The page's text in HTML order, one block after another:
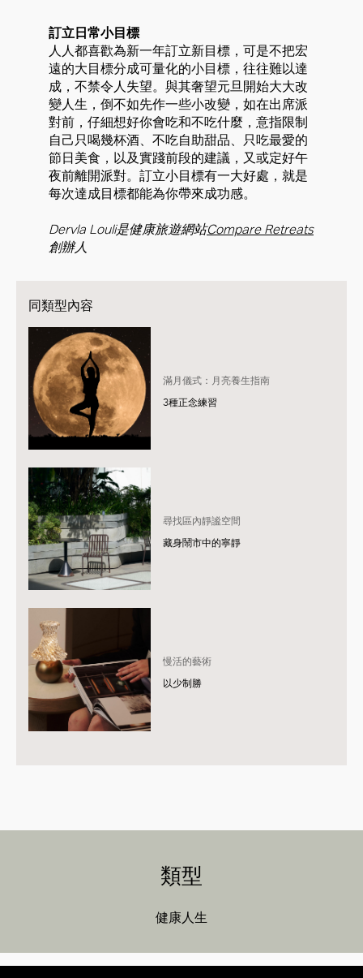
訂立日常小目標
人人都喜歡為新一年訂立新目標，可是不把宏
遠的大目標分成可量化的小目標，往往難以達
成，不禁令人失望。與其奢望元旦開始大大改
變人生，倒不如先作一些小改變，如在出席派
對前，仔細想好你會吃和不吃什麼，意指限制
自己只喝幾杯酒、不吃自助甜品、只吃最愛的
節日美食，以及實踐前段的建議，又或定好午
夜前離開派對。訂立小目標有一大好處，就是
每次達成目標都能為你帶來成功感。
Dervla Louli是健康旅遊網站Compare Retreats
創辦人
同類型內容
滿月儀式：月亮養生指南
3種正念練習
尋找區內靜謐空間
藏身鬧市中的寧靜
慢活的藝術
以少制勝
類型
健康人生